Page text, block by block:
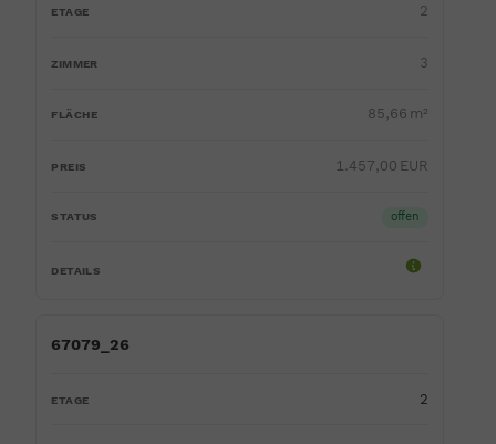
2
3
85,66 m²
1.457,00 EUR
offen
67079_26
2